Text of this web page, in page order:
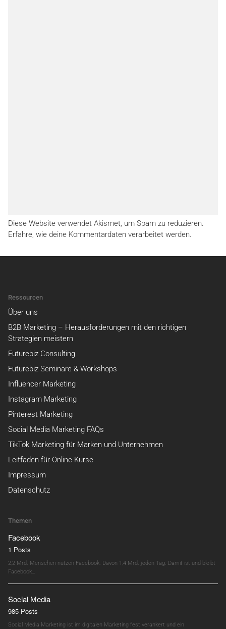
Diese Website verwendet Akismet, um Spam zu reduzieren.
Erfahre, wie deine Kommentardaten verarbeitet werden.
Ressourcen
Über uns
B2B Marketing – Herausforderungen mit den richtigen
Strategien meistern
Futurebiz Consulting
Futurebiz Seminare & Workshops
Influencer Marketing
Instagram Marketing
Pinterest Marketing
Social Media Marketing FAQs
TikTok Marketing für Marken und Unternehmen
Leitfaden für Online-Kurse
Impressum
Datenschutz
Themen
Facebook
1 Posts
2,2 Mrd. Menschen nutzen Facebook. Davon 1,4 Mrd. jeden Tag. Damit ist und bleibt
Facebook…
Social Media
985 Posts
Social Media Marketing ist im digitalen Marketing fest verankert und ein